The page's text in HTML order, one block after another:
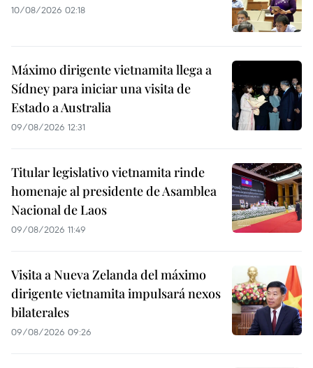
10/08/2026 02:18
Máximo dirigente vietnamita llega a
Sídney para iniciar una visita de
Estado a Australia
09/08/2026 12:31
Titular legislativo vietnamita rinde
homenaje al presidente de Asamblea
Nacional de Laos
09/08/2026 11:49
Visita a Nueva Zelanda del máximo
dirigente vietnamita impulsará nexos
bilaterales
09/08/2026 09:26